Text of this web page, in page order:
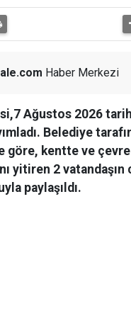
Haber Merkezi
Ağustos 2026
Belediye
göre, kentte ve
yitiren 2 vatandaşın
paylaşıldı.